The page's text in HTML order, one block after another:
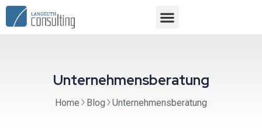
Unternehmensberatung
Home Blog Unternehmensberatung